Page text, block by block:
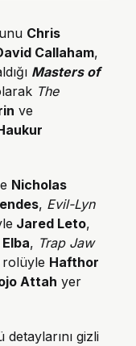
Chris
Callaham,
Masters of
The
ve
Nicholas
, Evil-Lyn
Jared Leto,
, Trap Jaw
Hafthor
Attah yer
detaylarını gizli